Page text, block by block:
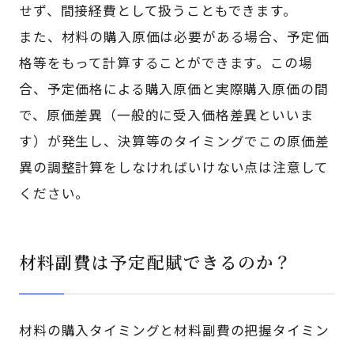
せず、間接経費として扱うこともできます。
また、材料の購入原価は必要がある場合、予定価
格等をもって計算することができます。この場
合、予定価格による購入原価と実際購入原価の間
で、原価差異（一般的に受入価格差異といいま
す）が発生し、決算等のタイミングでこの原価差
異の調整計算をしなければいけない点は注意して
ください。
材料副費は予定配賦できるのか？
材料の購入タイミングと材料副費の把握タイミン